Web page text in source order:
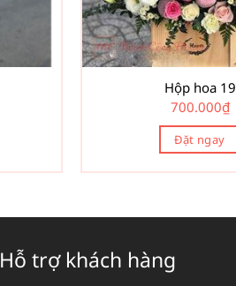
Hộp hoa 19
700.000₫
Đặt ngay
Hỗ trợ khách hàng